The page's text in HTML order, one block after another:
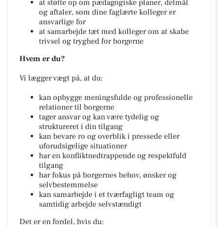
at støtte op om pædagogiske planer, delmål
og aftaler, som dine faglærte kolleger er
ansvarlige for
at samarbejde tæt med kolleger om at skabe
trivsel og tryghed for borgerne
Hvem er du?
Vi lægger vægt på, at du:
kan opbygge meningsfulde og professionelle
relationer til borgerne
tager ansvar og kan være tydelig og
struktureret i din tilgang
kan bevare ro og overblik i pressede eller
uforudsigelige situationer
har en konfliktnedtrappende og respektfuld
tilgang
har fokus på borgernes behov, ønsker og
selvbestemmelse
kan samarbejde i et tværfagligt team og
samtidig arbejde selvstændigt
Det er en fordel, hvis du: